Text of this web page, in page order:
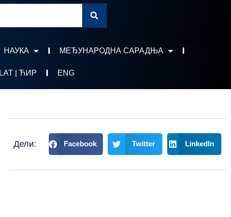
НАУКА МЕЂУНАРОДНА САРАДЊА
LAT | ЋИР ENG
Дели: Facebook Twitter LinkedIn